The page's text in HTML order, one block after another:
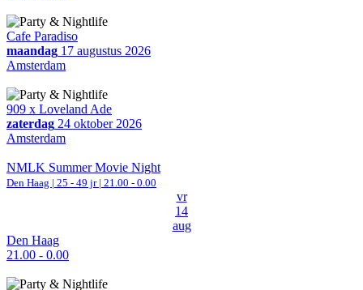
Cafe Paradiso
maandag 17 augustus 2026
Amsterdam
909 x Loveland Ade
zaterdag 24 oktober 2026
Amsterdam
NMLK Summer Movie Night
Den Haag | 25 - 49 jr | 21.00 - 0.00
vr
14
aug
Den Haag
21.00 - 0.00